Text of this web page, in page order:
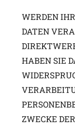
WERDEN
DATEN
HABEN SIE
ZWECKE